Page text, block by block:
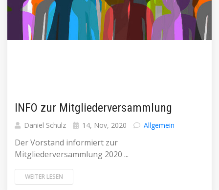
INFO zur Mitgliederversammlung
Daniel Schulz 14, Nov, 2020 Allgemein
Der Vorstand informiert zur
Mitgliederversammlung 2020 ...
WEITER LESEN